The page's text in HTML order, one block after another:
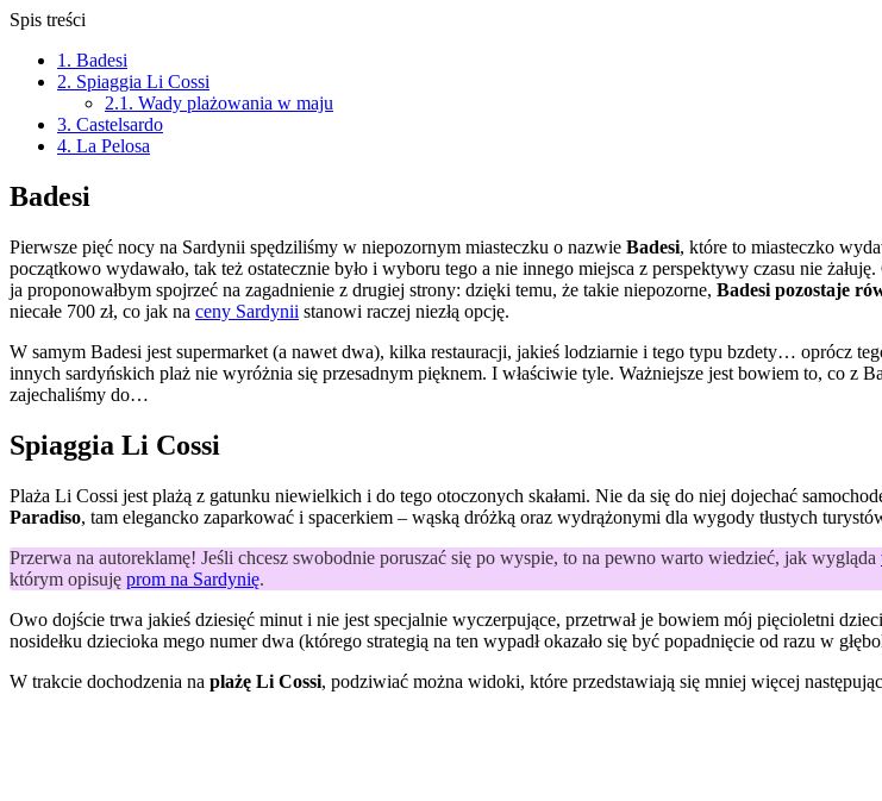
Spis treści
1. Badesi
2. Spiaggia Li Cossi
2.1. Wady plażowania w maju
3. Castelsardo
4. La Pelosa
Badesi
Pierwsze pięć nocy na Sardynii spędziliśmy w niepozornym miasteczku o nazwie Badesi, które to miasteczko
początkowo wydawało, tak też ostatecznie było i wyboru tego a nie innego miejsca z perspektywy czasu nie
ja proponowałbym spojrzeć na zagadnienie z drugiej strony: dzięki temu, że takie niepozorne, Badesi pozostaje
niecałe 700 zł, co jak na ceny Sardynii stanowi raczej niezłą opcję.
W samym Badesi jest supermarket (a nawet dwa), kilka restauracji, jakieś lodziarnie i tego typu bzdety… oprócz
innych sardyńskich plaż nie wyróżnia się przesadnym pięknem. I właściwie tyle. Ważniejsze jest bowiem to, co z
zajechaliśmy do…
Spiaggia Li Cossi
Plaża Li Cossi jest plażą z gatunku niewielkich i do tego otoczonych skałami. Nie da się do niej dojechać
Paradiso, tam elegancko zaparkować i spacerkiem – wąską dróżką oraz wydrążonymi dla wygody tłustych
Przerwa na autoreklamę! Jeśli chcesz swobodnie poruszać się po wyspie, to na pewno warto wiedzieć, jak wygląda
którym opisuję prom na Sardynię.
Owo dojście trwa jakieś dziesięć minut i nie jest specjalnie wyczerpujące, przetrwał je bowiem mój pięcioletni
nosidełku dziecioka mego numer dwa (którego strategią na ten wypadł okazało się być popadnięcie od razu w
W trakcie dochodzenia na plażę Li Cossi, podziwiać można widoki, które przedstawiają się mniej więcej